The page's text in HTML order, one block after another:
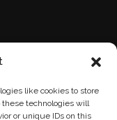
like cookies to store
these technologies will
or unique IDs on this